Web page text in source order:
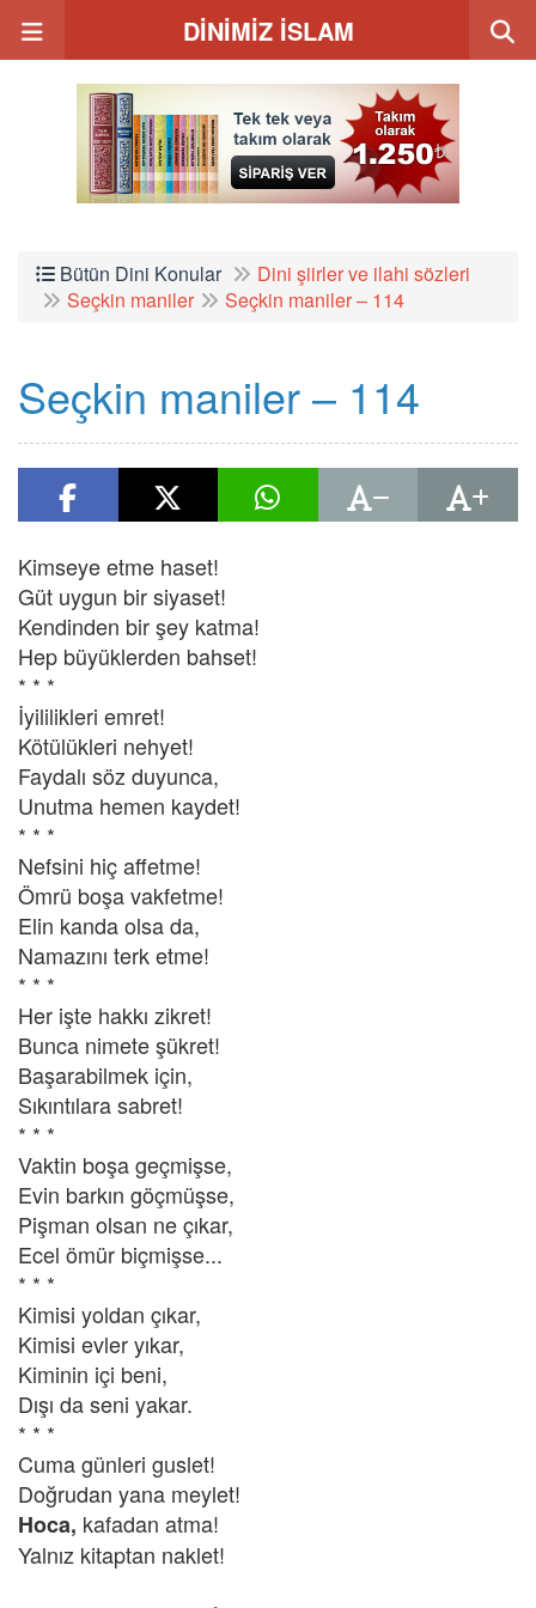
DİNİMİZ İSLAM
Bütün Dini Konular
Dini şiirler ve ilahi sözleri
Seçkin maniler
Seçkin maniler – 114
Seçkin maniler – 114
Kimseye etme haset!
Güt uygun bir siyaset!
Kendinden bir şey katma!
Hep büyüklerden bahset!
* * *
İyililikleri emret!
Kötülükleri nehyet!
Faydalı söz duyunca,
Unutma hemen kaydet!
* * *
Nefsini hiç affetme!
Ömrü boşa vakfetme!
Elin kanda olsa da,
Namazını terk etme!
* * *
Her işte hakkı zikret!
Bunca nimete şükret!
Başarabilmek için,
Sıkıntılara sabret!
* * *
Vaktin boşa geçmişse,
Evin barkın göçmüşse,
Pişman olsan ne çıkar,
Ecel ömür biçmişse...
* * *
Kimisi yoldan çıkar,
Kimisi evler yıkar,
Kiminin içi beni,
Dışı da seni yakar.
* * *
Cuma günleri guslet!
Doğrudan yana meylet!
Hoca, kafadan atma!
Yalnız kitaptan naklet!